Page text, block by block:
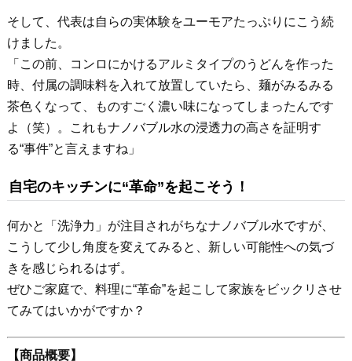
そして、代表は自らの実体験をユーモアたっぷりにこう続
けました。
「この前、コンロにかけるアルミタイプのうどんを作った
時、付属の調味料を入れて放置していたら、麺がみるみる
茶色くなって、ものすごく濃い味になってしまったんです
よ（笑）。これもナノバブル水の浸透力の高さを証明す
る“事件”と言えますね」
自宅のキッチンに“革命”を起こそう！
何かと「洗浄力」が注目されがちなナノバブル水ですが、
こうして少し角度を変えてみると、新しい可能性への気づ
きを感じられるはず。
ぜひご家庭で、料理に“革命”を起こして家族をビックリさせ
てみてはいかがですか？
【商品概要】